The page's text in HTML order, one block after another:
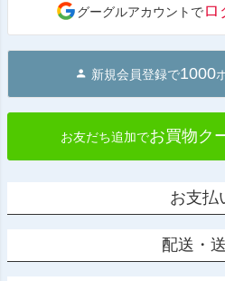
グーグルアカウントで
新規会員登録で1000
お友だち追加でお買物ク
お支払
配送・